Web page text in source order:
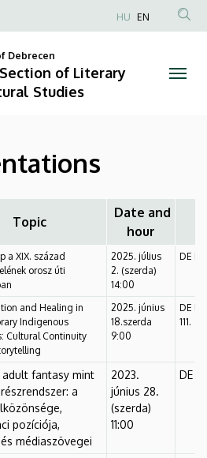
Anonim
fiók
HU EN
Debrecen
Section of Literary
Studies
Topic
Date and
hour
a XIX. század
orosz úti
2025. július
2. (szerda)
14:00
DE
and Healing in
Indigenous
Cultural Continuity
2025. június
18.szerda
9:00
DE
111.
fantasy mint
a
pozíciója,
médiaszövegei
2023.
június 28.
(szerda)
11:00
DE